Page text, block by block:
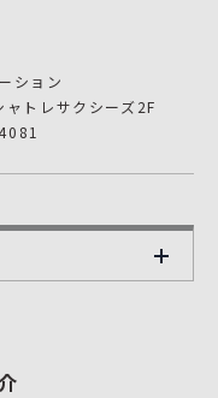
ション
トレサクシーズ2F